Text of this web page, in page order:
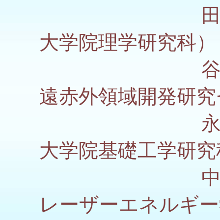
田中 耕一
大学院理学研究科）
谷 正彦
遠赤外領域開発研
永井 正
大学院基礎工学研
中嶋 誠
レーザーエネルギ